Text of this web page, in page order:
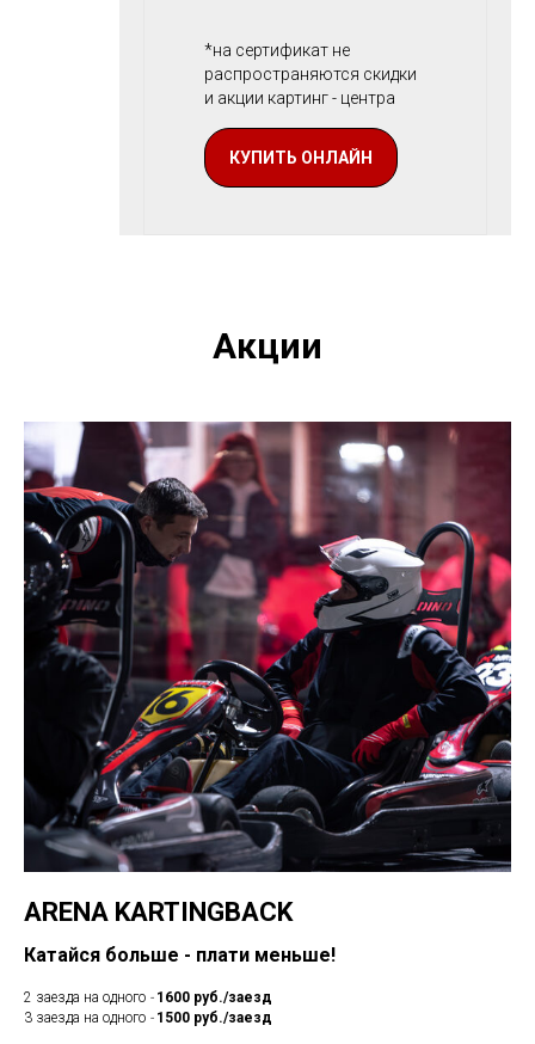
*на сертификат не
распространяются скидки
и акции картинг - центра
КУПИТЬ ОНЛАЙН
Акции
ARENA KARTINGBACK
Катайся больше - плати меньше!
2 заезда на одного - 1600 руб./заезд
3 заезда на одного - 1500 руб./заезд